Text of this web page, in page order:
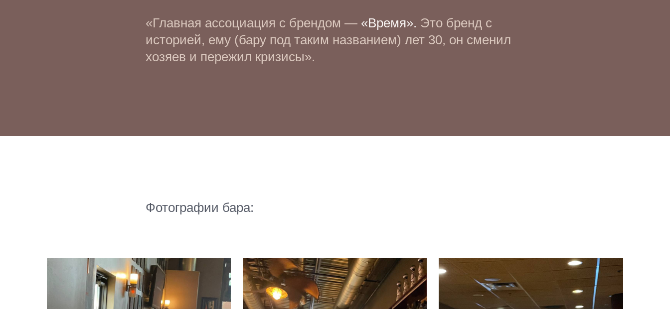
«Главная ассоциация с брендом — «Время». Это бренд с
историей, ему (бару под таким названием) лет 30, он сменил
хозяев и пережил кризисы».
Фотографии бара: